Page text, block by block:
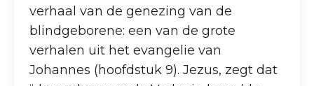
verhaal van de genezing van de
blindgeborene: een van de grote
verhalen uit het evangelie van
Johannes (hoofdstuk 9). Jezus, zegt dat